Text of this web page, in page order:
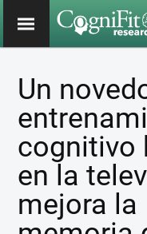
Un
cognitivo
en la
mejora la